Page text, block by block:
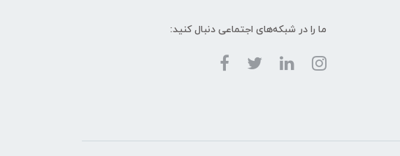
ما را در شبکه‌های اجتماعی دنبال کنید: